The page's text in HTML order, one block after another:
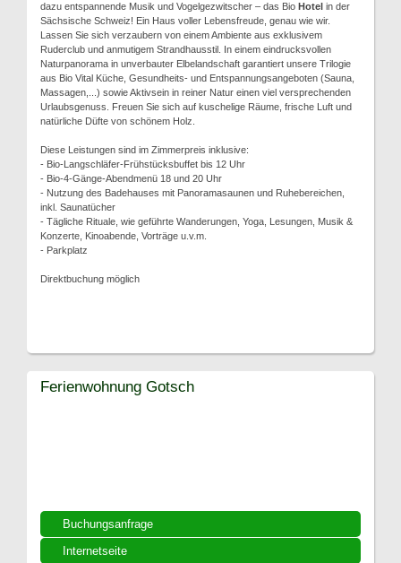
dazu entspannende Musik und Vogelgezwitscher – das Bio Hotel in der
Sächsische Schweiz! Ein Haus voller Lebensfreude, genau wie wir.
Lassen Sie sich verzaubern von einem Ambiente aus exklusivem
Ruderclub und anmutigem Strandhausstil. In einem eindrucksvollen
Naturpanorama in unverbauter Elbelandschaft garantiert unsere Trilogie
aus Bio Vital Küche, Gesundheits- und Entspannungsangeboten (Sauna,
Massagen,...) sowie Aktivsein in reiner Natur einen viel versprechenden
Urlaubsgenuss. Freuen Sie sich auf kuschelige Räume, frische Luft und
natürliche Düfte von schönem Holz.
Diese Leistungen sind im Zimmerpreis inklusive:
- Bio-Langschläfer-Frühstücksbuffet bis 12 Uhr
- Bio-4-Gänge-Abendmenü 18 und 20 Uhr
- Nutzung des Badehauses mit Panoramasaunen und Ruhebereichen,
inkl. Saunatücher
- Tägliche Rituale, wie geführte Wanderungen, Yoga, Lesungen, Musik &
Konzerte, Kinoabende, Vorträge u.v.m.
- Parkplatz
Direktbuchung möglich
Buchungsanfrage
Internetseite
Ferienwohnung Gotsch